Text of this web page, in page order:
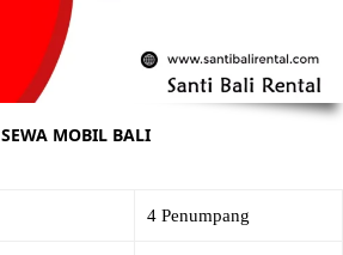
SEWA MOBIL BALI
4 Penumpang